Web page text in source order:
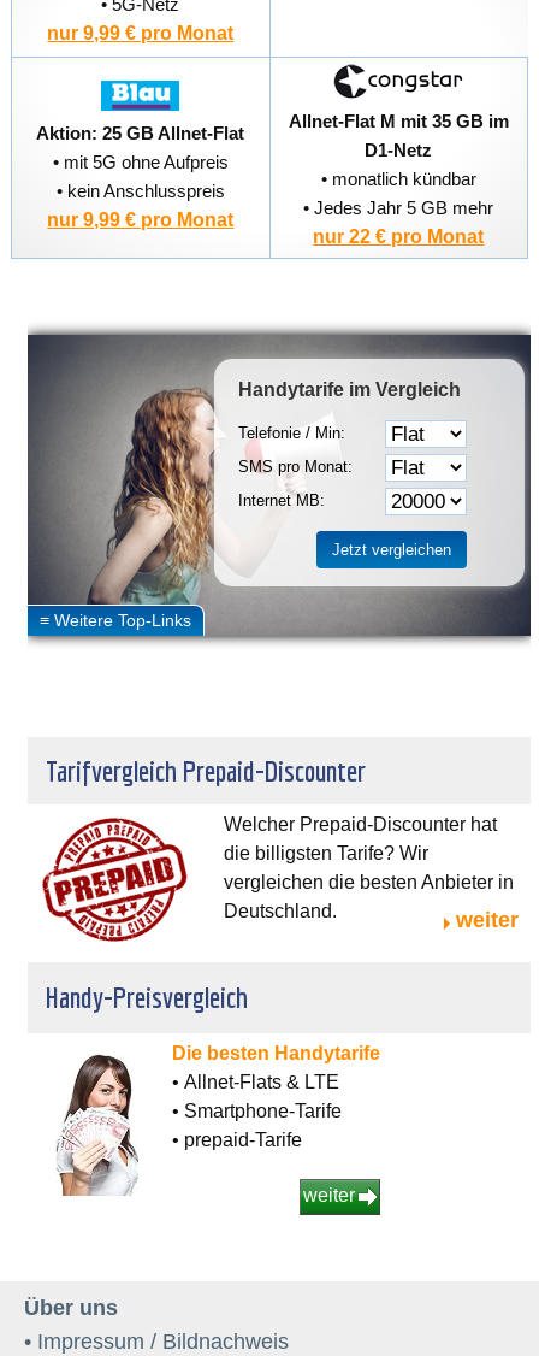
• 5G-Netz
nur 9,99 € pro Monat
Aktion: 25 GB Allnet-Flat
• mit 5G ohne Aufpreis
• kein Anschlusspreis
nur 9,99 € pro Monat
Allnet-Flat M mit 35 GB im
D1-Netz
• monatlich kündbar
• Jedes Jahr 5 GB mehr
nur 22 € pro Monat
Handytarife im Vergleich
Telefonie / Min:
SMS pro Monat:
Internet MB:
Tarifvergleich Prepaid-Discounter
Welcher Prepaid-Discounter hat
die billigsten Tarife? Wir
vergleichen die besten Anbieter in
Deutschland.
weiter
Handy-Preisvergleich
Die besten Handytarife
• Allnet-Flats & LTE
• Smartphone-Tarife
• prepaid-Tarife
weiter
Über uns
• Impressum / Bildnachweis